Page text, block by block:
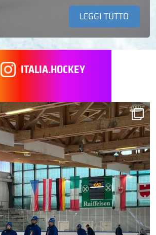
LEGGI TUTTO
ITALIA.HOCKEY